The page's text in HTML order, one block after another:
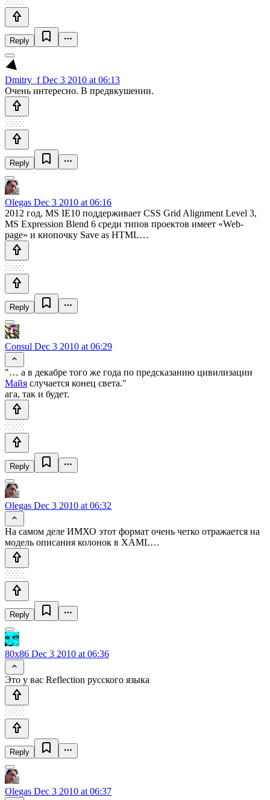
Reply
Dmitry_fDec 3 2010 at 06:13
Очень интересно. В предвкушении.
Reply
Olegas Dec 3 2010 at 06:16
2012 год, MS IE10 поддерживает CSS Grid Alignment Level 3,
MS Expression Blend 6 среди типов проектов имеет «Web-
page» и кнопочку Save as HTML…
Reply
Consul Dec 3 2010 at 06:29
"… а в декабре того же года по предсказанию цивилизации
Майя случается конец света."
ага, так и будет.
Reply
Olegas Dec 3 2010 at 06:32
На самом деле ИМХО этот формат очень четко отражается на
модель описания колонок в XAML…
Reply
80x86 Dec 3 2010 at 06:36
Это у вас Reflection русского языка
Reply
Olegas Dec 3 2010 at 06:37